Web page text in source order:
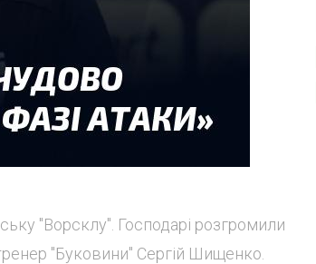
"Ворсклу". Господарі розгромили
"Буковини" Сергій Шищенко.